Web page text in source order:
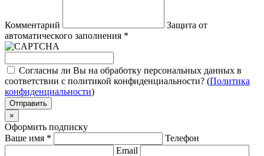
Комментарий
Защита от
автоматического заполнения *
Согласны ли Вы на обработку персональных данных в
соответствии с политикой конфиденциальности? (Политика
конфиденциальности)
Отправить
×
Оформить подписку
Ваше имя *
Телефон
Email